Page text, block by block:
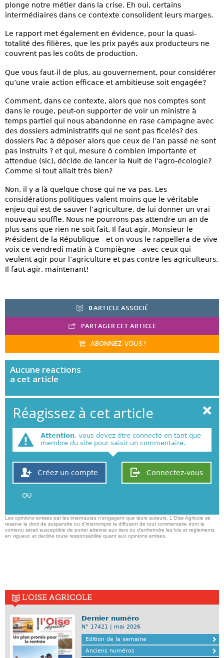
plonge notre métier dans la crise. Eh oui, certains
intermédiaires dans ce contexte consolident leurs marges.
Le rapport met également en évidence, pour la quasi-
totalité des filières, que les prix payés aux producteurs ne
couvrent pas les coûts de production.
Que vous faut-il de plus, au gouvernement, pour considérer
qu’une vraie action efficace et ambitieuse soit engagée?
Comment, dans ce contexte, alors que nos comptes sont
dans le rouge, peut-on supporter de voir un ministre à
temps partiel qui nous abandonne en rase campagne avec
des dossiers administratifs qui ne sont pas ficelés? des
dossiers Pac à déposer alors que ceux de l’an passé ne sont
pas instruits ? et qui, mesure ô combien importante et
attendue (sic), décide de lancer la Nuit de l’agro-écologie?
Comme si tout allait très bien?
Non, il y a là quelque chose qui ne va pas. Les
considérations politiques valent moins que le véritable
enjeu qui est de sauver l’agriculture, de lui donner un vrai
nouveau souffle. Nous ne pourrons pas attendre un an de
plus sans que rien ne soit fait. Il faut agir, Monsieur le
Président de la République - et on vous le rappellera de vive
voix ce vendredi matin à Compiègne - avec ceux qui
veulent agir pour l’agriculture et pas contre les agriculteurs.
Il faut agir, maintenant!
0ARTICLE ASSOCIÉ
PARTAGER CET ARTICLE
ABONNEZ-VOUS !
Aucune reactions
a cet article
Réagissez à cet article
Attention, vous devez être connecté en tant que
membre du site pour saisir un commentaire.
Connectez-vous
Créez un compte
OU
Les opinions emises par les internautes n'engagent que leurs auteurs. L'Oise Agricole se
reserve le droit de suspendre ou d'interrompre la diffusion de tout commentaire dont le
contenu serait susceptible de porter atteinte aux tiers ou d'enfreindre les lois et reglements
en vigueur, et decline toute responsabilite quant aux opinions emises,
L'OISE AGRICOLE
Dernier numéro
N° 17421 | mai 2026
Edition de la semaine
Anciens numéros